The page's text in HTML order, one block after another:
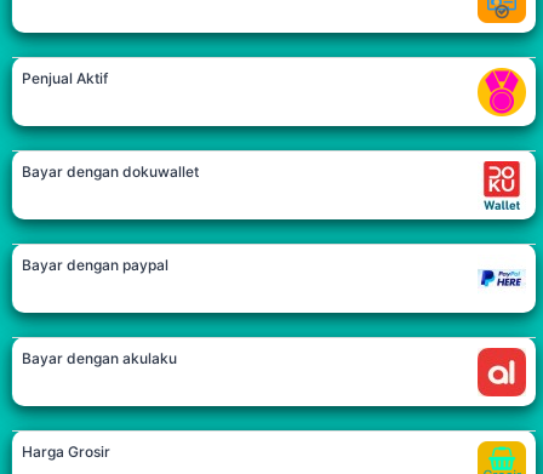
Penjual Aktif
Bayar dengan dokuwallet
Bayar dengan paypal
Bayar dengan akulaku
Harga Grosir